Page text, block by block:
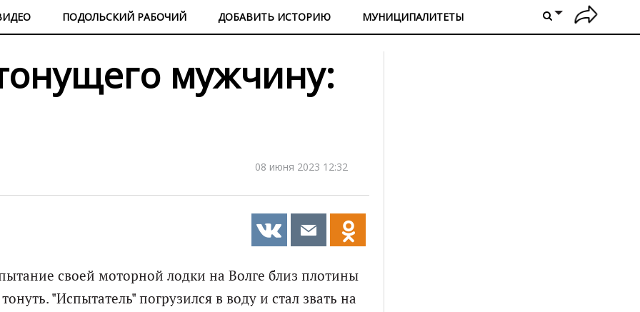
ПОДОЛЬСКИЙ РАБОЧИЙ ДОБАВИТЬ ИСТОРИЮ МУНИЦИПАЛИТЕТЫ
мужчину:
08 июня 2023 12:32
своей моторной лодки на Волге близ плотины
"Испытатель" погрузился в воду и стал звать на